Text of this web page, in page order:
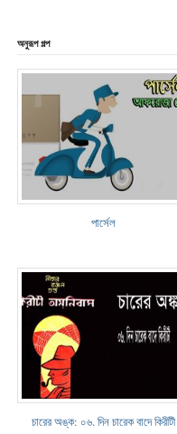
অনুরূপ গল্প
পার্সেল
চারের অঙ্ক: ০৬. দিন চারেক বাদে কিরীটী